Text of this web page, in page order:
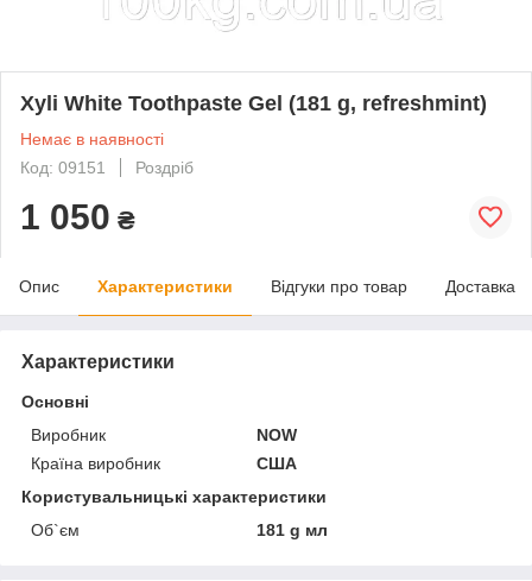
Xyli White Toothpaste Gel (181 g, refreshmint)
Немає в наявності
Код: 09151
Роздріб
1 050 ₴
Опис Характеристики Відгуки про товар Доставка
Характеристики
Основні
Виробник
NOW
Країна виробник
США
Користувальницькі характеристики
Об`єм
181 g мл